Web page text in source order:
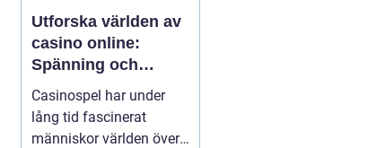
Utforska världen av
casino online:
Spänning och
underhållning
Casinospel har under
lång tid fascinerat
människor världen över